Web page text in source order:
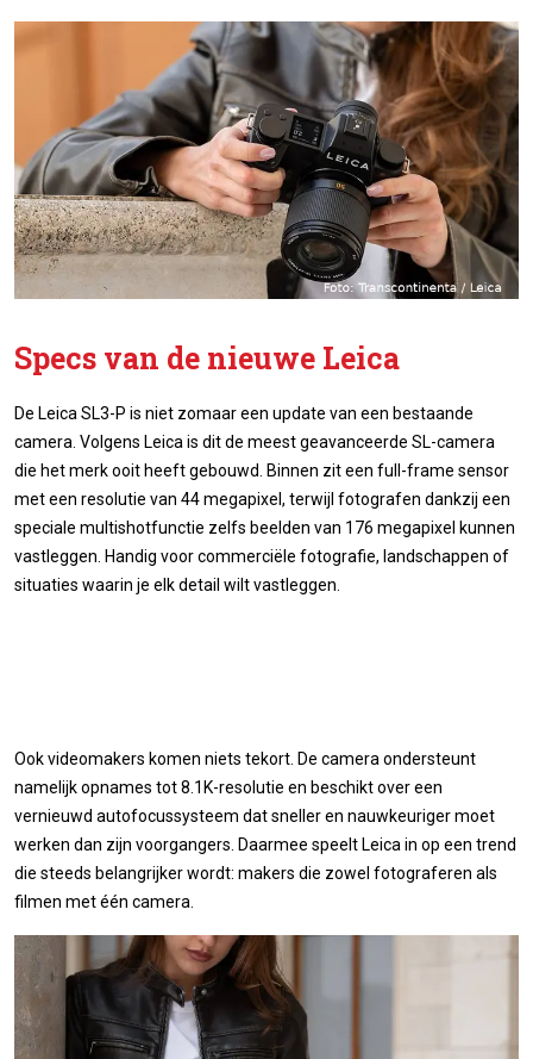
Specs van de nieuwe Leica
De Leica SL3-P is niet zomaar een update van een bestaande
camera. Volgens Leica is dit de meest geavanceerde SL-camera
die het merk ooit heeft gebouwd. Binnen zit een full-frame sensor
met een resolutie van 44 megapixel, terwijl fotografen dankzij een
speciale multishotfunctie zelfs beelden van 176 megapixel kunnen
vastleggen. Handig voor commerciële fotografie, landschappen of
situaties waarin je elk detail wilt vastleggen.
Ook videomakers komen niets tekort. De camera ondersteunt
namelijk opnames tot 8.1K-resolutie en beschikt over een
vernieuwd autofocussysteem dat sneller en nauwkeuriger moet
werken dan zijn voorgangers. Daarmee speelt Leica in op een trend
die steeds belangrijker wordt: makers die zowel fotograferen als
filmen met één camera.